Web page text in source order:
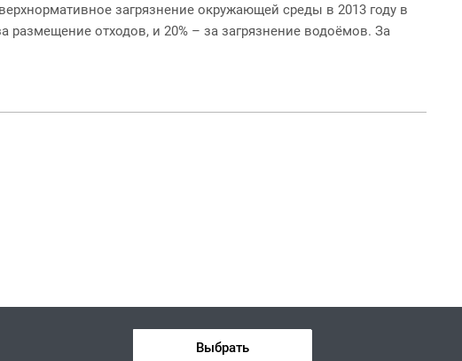
загрязнение окружающей среды в 2013 году в
размещение отходов, и 20% – за загрязнение водоёмов. За
Выбрать